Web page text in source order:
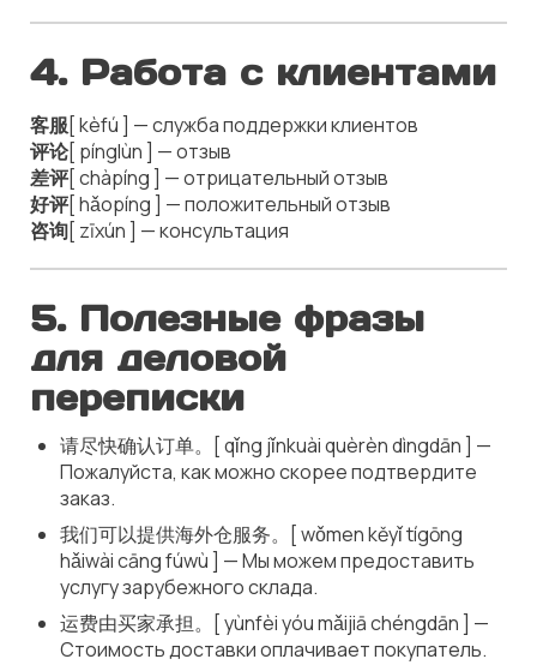
4. Работа с клиентами
客服[ kèfú ] — служба поддержки клиентов
评论[ pínglùn ] — отзыв
差评[ chàpíng ] — отрицательный отзыв
好评[ hǎopíng ] — положительный отзыв
咨询[ zīxún ] — консультация
5. Полезные фразы
для деловой
переписки
请尽快确认订单。[ qǐng jǐnkuài quèrèn dìngdān ] —
Пожалуйста, как можно скорее подтвердите
заказ.
我们可以提供海外仓服务。[ wǒmen kěyǐ tígōng
hǎiwài cāng fúwù ] — Мы можем предоставить
услугу зарубежного склада.
运费由买家承担。[ yùnfèi yóu mǎijiā chéngdān ] —
Стоимость доставки оплачивает покупатель.